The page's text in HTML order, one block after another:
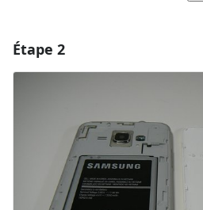
Annuler
Étape 2